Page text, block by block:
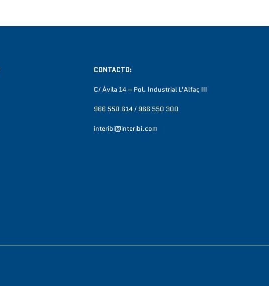
CONTACTO:
C/ Ávila 14 – Pol. Industrial L’Alfaç III
966 550 614 / 966 550 300
interibi@interibi.com